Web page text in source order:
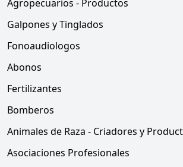
Agropecuarios - Productos
Galpones y Tinglados
Fonoaudiologos
Abonos
Fertilizantes
Bomberos
Animales de Raza - Criadores y
Asociaciones Profesionales